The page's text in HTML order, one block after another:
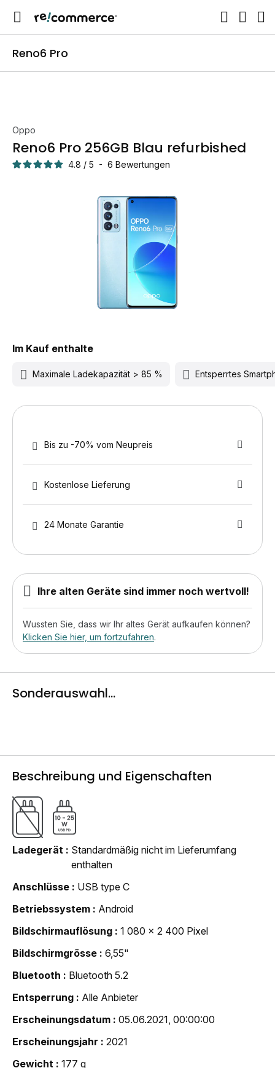
Reno6 Pro
Oppo
Reno6 Pro 256GB Blau refurbished
4.8 / 5 - 6 Bewertungen
Im Kauf enthalte
Maximale Ladekapazität > 85 % Entsperrtes
Bis zu -70% vom Neupreis
Kostenlose Lieferung
24 Monate Garantie
Ihre alten Geräte sind immer noch wertvoll!
Wussten Sie, dass wir Ihr altes Gerät aufkaufen können?
Klicken Sie hier, um fortzufahren.
Sonderauswahl...
Beschreibung und Eigenschaften
Ladegerät
Standardmäßig nicht im Lieferumfang
enthalten
Anschlüsse
USB type C
Betriebssystem
Android
Bildschirmauflösung
1 080 x 2 400 Pixel
Bildschirmgrösse
6,55"
Bluetooth
Bluetooth 5.2
Entsperrung
Alle Anbieter
Erscheinungsdatum
05.06.2021, 00:00:00
Erscheinungsjahr
2021
Gewicht
177 g